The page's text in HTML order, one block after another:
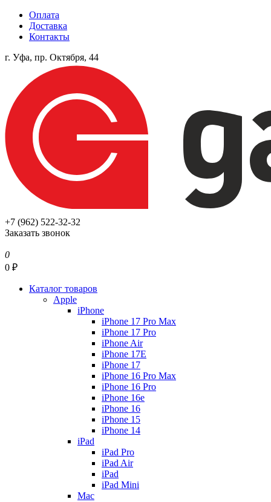
Оплата
Доставка
Контакты
г. Уфа, пр. Октября, 44
+7 (962) 522-32-32
Заказать звонок
0
0 ₽
Каталог товаров
Apple
iPhone
iPhone 17 Pro Max
iPhone 17 Pro
iPhone Air
iPhone 17E
iPhone 17
iPhone 16 Pro Max
iPhone 16 Pro
iPhone 16e
iPhone 16
iPhone 15
iPhone 14
iPad
iPad Pro
iPad Air
iPad
iPad Mini
Mac